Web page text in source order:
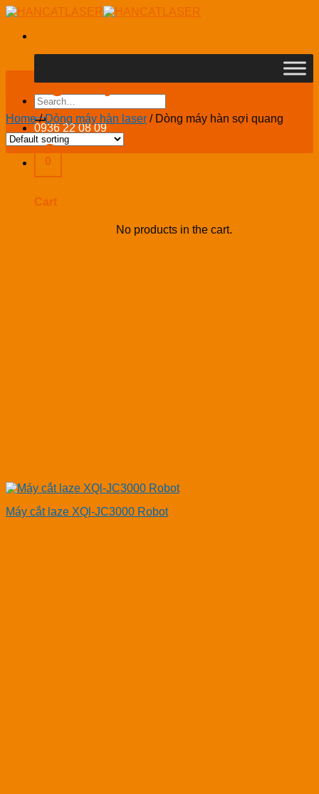
Skip
content
Search
for:
0936 22 08 09
0
Cart
No products in the cart.
Dòng máy hàn sợi quang
Home / Dòng máy hàn laser /Dòng máy hàn sợi quang
Máy cắt laze XQl-JC3000 Robot